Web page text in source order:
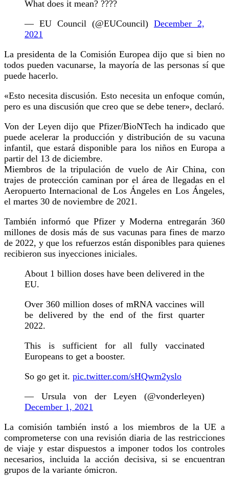
What does it mean? ????
— EU Council (@EUCouncil) December 2,
2021
La presidenta de la Comisión Europea dijo que si bien no
todos pueden vacunarse, la mayoría de las personas sí que
puede hacerlo.
«Esto necesita discusión. Esto necesita un enfoque común,
pero es una discusión que creo que se debe tener», declaró.
Von der Leyen dijo que Pfizer/BioNTech ha indicado que
puede acelerar la producción y distribución de su vacuna
infantil, que estará disponible para los niños en Europa a
partir del 13 de diciembre.
Miembros de la tripulación de vuelo de Air China, con
trajes de protección caminan por el área de llegadas en el
Aeropuerto Internacional de Los Ángeles en Los Ángeles,
el martes 30 de noviembre de 2021.
También informó que Pfizer y Moderna entregarán 360
millones de dosis más de sus vacunas para fines de marzo
de 2022, y que los refuerzos están disponibles para quienes
recibieron sus inyecciones iniciales.
About 1 billion doses have been delivered in the
EU.
Over 360 million doses of mRNA vaccines will
be delivered by the end of the first quarter
2022.
This is sufficient for all fully vaccinated
Europeans to get a booster.
So go get it. pic.twitter.com/sHQwm2yslo
— Ursula von der Leyen (@vonderleyen)
December 1, 2021
La comisión también instó a los miembros de la UE a
comprometerse con una revisión diaria de las restricciones
de viaje y estar dispuestos a imponer todos los controles
necesarios, incluida la acción decisiva, si se encuentran
grupos de la variante ómicron.